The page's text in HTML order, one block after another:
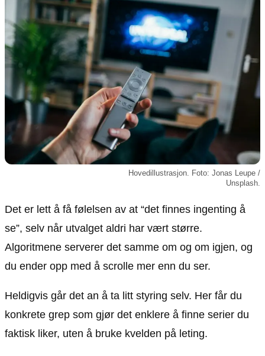
Animasjon
Sosiale medier
Musikk
Filmkveld
Seervaner
Soundtrack
Annonsepolicy
Brukervilkår
Cookiepolicy
Etiske retningslinjer
Personvernerklæring
Redaksjonell policy
Informasjon
Forfattere og redaksjon
Retningslinjer for rettelser
Hovedillustrasjon. Foto: Jonas Leupe /
Unsplash.
Det er lett å få følelsen av at “det finnes ingenting å
se”, selv når utvalget aldri har vært større.
Algoritmene serverer det samme om og om igjen, og
du ender opp med å scrolle mer enn du ser.
Heldigvis går det an å ta litt styring selv. Her får du
konkrete grep som gjør det enklere å finne serier du
faktisk liker, uten å bruke kvelden på leting.